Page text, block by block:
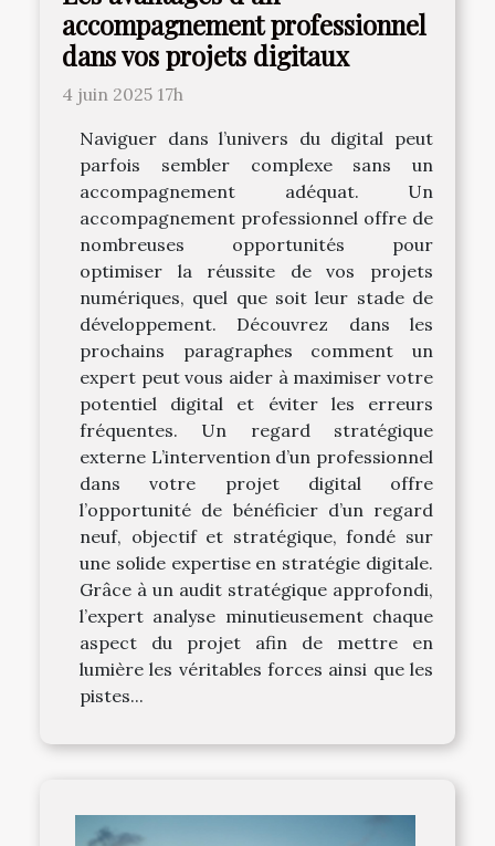
accompagnement professionnel
dans vos projets digitaux
4 juin 2025 17h
Naviguer dans l’univers du digital peut
parfois sembler complexe sans un
accompagnement adéquat. Un
accompagnement professionnel offre de
nombreuses opportunités pour
optimiser la réussite de vos projets
numériques, quel que soit leur stade de
développement. Découvrez dans les
prochains paragraphes comment un
expert peut vous aider à maximiser votre
potentiel digital et éviter les erreurs
fréquentes. Un regard stratégique
externe L’intervention d’un professionnel
dans votre projet digital offre
l’opportunité de bénéficier d’un regard
neuf, objectif et stratégique, fondé sur
une solide expertise en stratégie digitale.
Grâce à un audit stratégique approfondi,
l’expert analyse minutieusement chaque
aspect du projet afin de mettre en
lumière les véritables forces ainsi que les
pistes...